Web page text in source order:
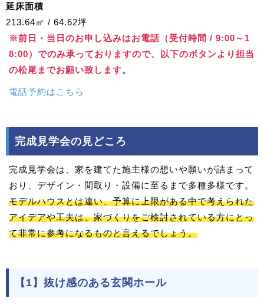
延床面積
213.64㎡ / 64.62坪
※前日・当日のお申し込みはお電話（受付時間 / 9:00～1
8:00）でのみ承っておりますので、以下のボタンより担当
の松尾までお願い致します。
電話予約はこちら
完成見学会の見どころ
完成見学会は、家を建てた施主様の想いや願いが詰まって
おり、デザイン・間取り・設備に至るまで多種多様です。
モデルハウスとは違い、予算に上限がある中で考えられた
アイデアや工夫は、家づくりをご検討されている方にとっ
て非常に参考になるものと言えるでしょう。
【1】抜け感のある玄関ホール